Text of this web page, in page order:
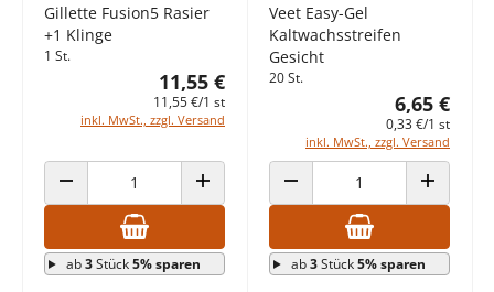
Gillette Fusion5 Rasier
+1 Klinge
1 St.
11,55 €
11,55 €/1 st
inkl. MwSt., zzgl. Versand
ANZAHL VERRINGERN ANZAHL ERHÖHEN
ab3Stück5% sparen
Veet Easy-Gel
Kaltwachsstreifen
Gesicht
20 St.
6,65 €
0,33 €/1 st
inkl. MwSt., zzgl. Versand
ANZAHL VERRINGERN ANZAHL
ab3Stück5% sparen